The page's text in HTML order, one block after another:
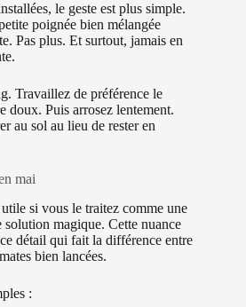
le geste est plus simple.
poignée bien mélangée
Pas plus. Et surtout, jamais en
Travaillez de préférence le
doux. Puis arrosez lentement.
au sol au lieu de rester en
mai
si vous le traitez comme une
solution magique. Cette nuance
détail qui fait la différence entre
bien lancées.
: